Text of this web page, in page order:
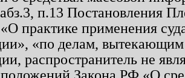
п.13 Постановления
«О практике применения
«по делам, вытекающим
распространитель не
положений Закона РФ «О